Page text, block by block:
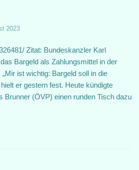
2023
Zitat: Bundeskanzler Karl
Bargeld als Zahlungsmittel in der
ist wichtig: Bargeld soll in die
er gestern fest. Heute kündigte
Brunner (ÖVP) einen runden Tisch dazu